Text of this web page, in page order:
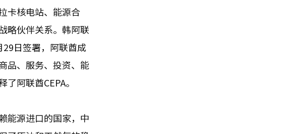
卡核电站、能源合
略伙伴关系。韩阿联
29日签署，阿联酋成
品、服务、投资、能
阿联酋CEPA。
能源进口的国家，中